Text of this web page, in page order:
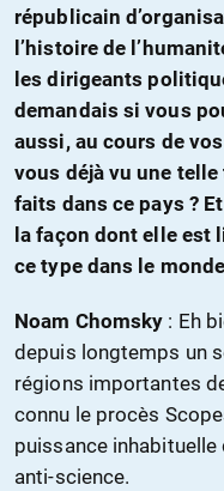
républicain
l’histoire de
les dirigeants
demandais si vous
aussi, au cours de
vous déjà vu une
faits dans ce pays ?
la façon dont elle est
ce type dans le
Noam Chomsky : Eh
depuis longtemps un
régions importantes
connu le procès
puissance inhabituelle
anti-science.